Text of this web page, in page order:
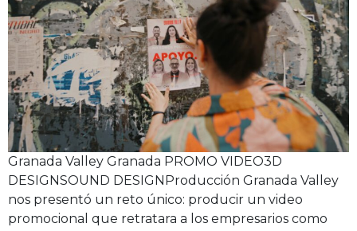
Granada Valley Granada PROMO VIDEO3D
DESIGNSOUND DESIGNProducción Granada Valley
nos presentó un reto único: producir un video
promocional que retratara a los empresarios como